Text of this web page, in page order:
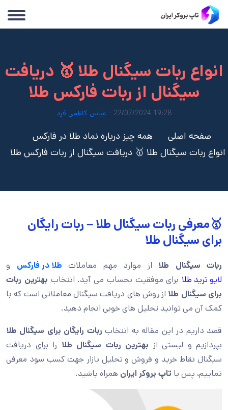
انواع ربات سیگنال طلا 🥇 دریافت
سیگنال از ربات فارکس طلا
19:28 22/07/2024 - عباس کاظمی فرد
صفحه اصلی
همه چیز درباره نماد طلا در فارکس
انواع ربات سیگنال طلا 🥇 دریافت سیگنال از ربات فارکس طلا
🥇معرفی ربات سیگنال طلا – ربات رایگان
برای سیگنال طلا
ربات سیگنال طلا از موارد مهم معاملات طلا در فارکس و
لایو ترید طلا برای موفقیت بحساب می آید. انتخاب بهترین ربات
برای سیگنال طلا از روش های دریافت سیگنال معاملاتی است که با
کمک آن می توانید تحلیل های خوبی انجام دهید.
قصد داریم در این مقاله به انتخاب ربات رایگان برای سیگنال طلا
بپردازیم و لیستی از بهترین ربات سیگنال طلا را برای دریافت
سیگنال نقاط خرید و فروش و تحلیل بازار جهت کسب سود معرفی
نماییم، پس با تاپ بروکر ایران همراه باشید.